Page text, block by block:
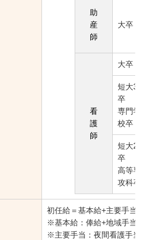
助
産
師
大卒
看
護
師
大卒
短大3
卒
専門学
校卒
短大2
卒
高等専
攻科卒
初任給＝基本給+主要手当
※基本給：俸給+地域手当
※主要手当：夜間看護手当